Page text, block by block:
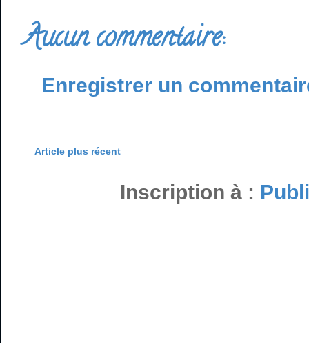
Aucun commentaire:
Enregistrer un
Article plus récent
Inscription à :